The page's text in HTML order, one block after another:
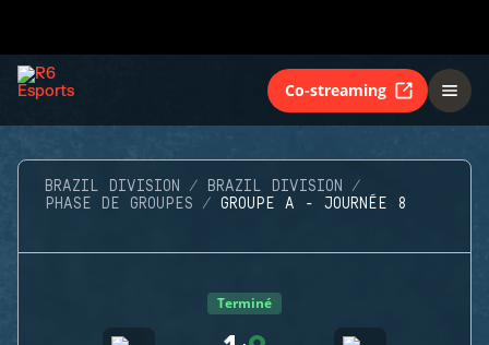
Co-streaming
BRAZIL DIVISION
BRAZIL DIVISION
PHASE DE GROUPES
GROUPE A - JOURNÉE 8
Terminé